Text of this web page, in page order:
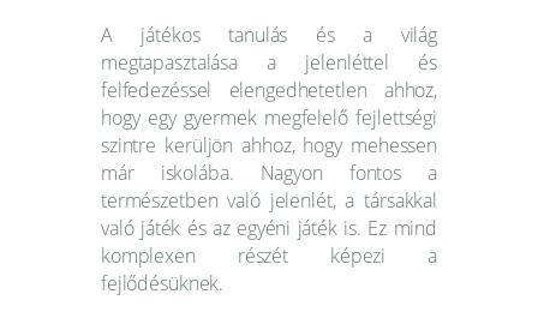
A játékos tanulás és a világ
megtapasztalása a jelenléttel és
felfedezéssel elengedhetetlen ahhoz,
hogy egy gyermek megfelelő fejlettségi
szintre kerüljön ahhoz, hogy mehessen
már iskolába. Nagyon fontos a
természetben való jelenlét, a társakkal
való játék és az egyéni játék is. Ez mind
komplexen részét képezi a
fejlődésüknek.